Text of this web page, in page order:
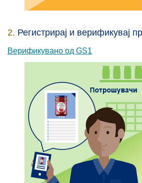
2. Регистрирај и верификувај
Верификувано од GS1